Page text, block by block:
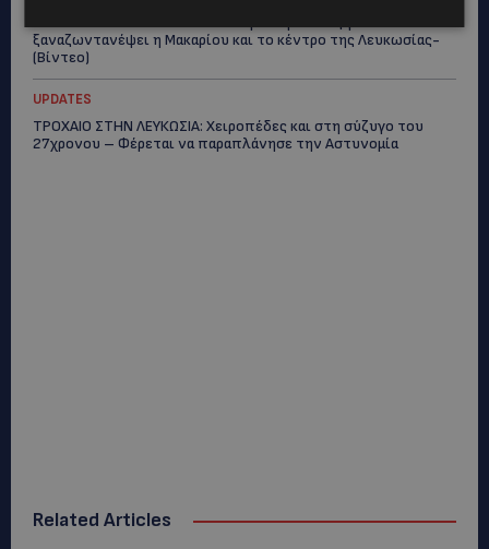
ξαναζωντανέψει η Μακαρίου και το κέντρο της Λευκωσίας-
(Βίντεο)
UPDATES
ΤΡΟΧΑΙΟ ΣΤΗΝ ΛΕΥΚΩΣΙΑ: Χειροπέδες και στη σύζυγο του
27χρονου – Φέρεται να παραπλάνησε την Αστυνομία
Related Articles